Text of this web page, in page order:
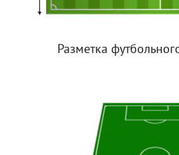
Разметка